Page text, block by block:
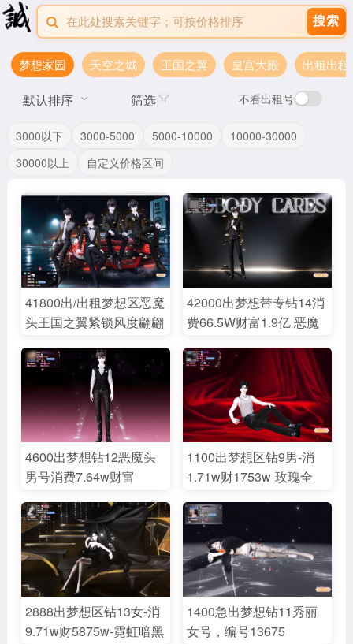
搜索
梦想家园 天空之城 王国之翼 皇宫大殿 出租出租
默认排序 筛选 不看出租号
3000以下 3000-5000 5000-10000
10000-30000
30000以上
自定义价格区间
41800出/出租梦想区恶魔
头王国之翼紧锁风度翩翩
老限时人鱼霸总成熟六耳
马脸朦胧热门脸齐陷入黑
夜名片彩虹光圈白框吉普
车外套8页热门瞬间时刻
等带专钻14不断抽男号，
周280月1000押金200，
编号13735
42000出梦想带专钻14消
费66.5W财富1.9亿 恶魔
符血色豹纹婚礼羽毛等
20+老限时/鸿影甜蜜红色
琉璃黑昵称黑白金黑夜名
片黑底板黑空间黑证/霸
总成熟人鱼忧冷执迷不怒
六耳名仕低语血色告白冷
世超模深情衷情落寞伯爵
冷意脸美妆美体全/白框
920520与子缠绵戒/深情
耳语旅途粉焰顶流聚宴红
毯信号主角等名片/部分
老限时饰品大衣橱男号，
编号13709
4600出梦想钻12恶魔头
男号消费7.64w财富
人鱼优冷霸总执迷雾月奶
狗喵系男友云淡 煞白末
世米皮精灵黑瞳红野瞳八
字黄眉赛车眼影 校园套/
樱唇舞踏/婚纱の绅士/婚
纱の暗黑/黄金便便/小黑
珠链/爱之气球 西洋棋头/
1100出梦想区钻9男-消
1.71w财1753w-玫瑰全
芳心龙隐越界伊甸水漾5
页脸-煞白双皮奶米皮/八
字眉烟熏/黑白唇腹肌-骷
髅火/恋爱发烧/鬼狱冥火/
崭露锋芒等饰品-2页动作
戒-5动作名片-编号13687
2888出梦想区钻13女-消
9.71w财5875w-霓虹暗黑
1400急出梦想钻11秀丽
女号，编号13675